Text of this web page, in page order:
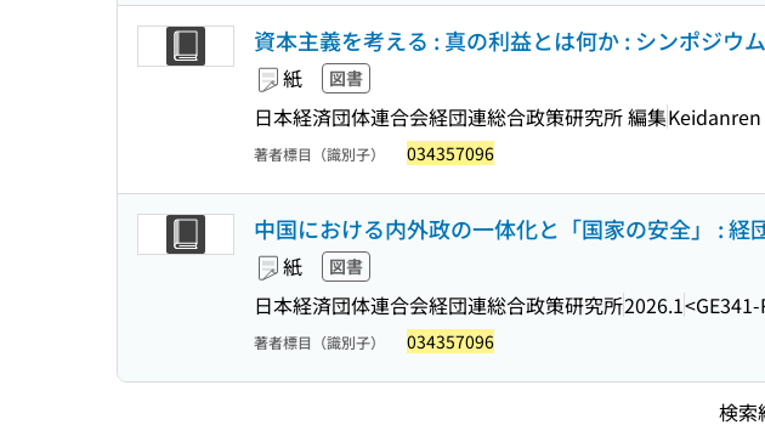
資本主義を考える : 真の利益とは何か : シンポジウ
紙 図書
日本経済団体連合会経団連総合政策研究所 編集
著者標目（識別子） 034357096
中国における内外政の一体化と「国家の安全」 : 経
紙 図書
日本経済団体連合会経団連総合政策研究所2026.1
著者標目（識別子） 034357096
検索